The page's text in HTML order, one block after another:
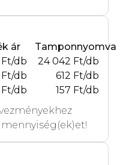
ár
Tamponnyomva
db
24 042 Ft/db
db
612 Ft/db
db
157 Ft/db